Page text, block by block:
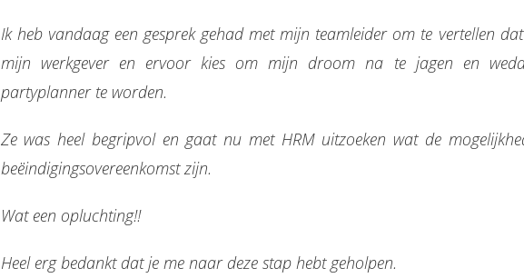
Ik heb vandaag een gesprek gehad met mijn teamleider om te vertellen
mijn werkgever en ervoor kies om mijn droom na te jagen en
partyplanner te worden.
Ze was heel begripvol en gaat nu met HRM uitzoeken wat de
beëindigingsovereenkomst zijn.
Wat een opluchting!!
Heel erg bedankt dat je me naar deze stap hebt geholpen.